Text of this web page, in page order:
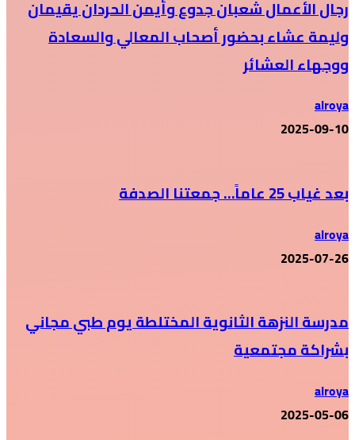
رجال الأعمال شعبان جدوع وأيمن الحردان يقيمان
وليمة عشاء بحضور أصحاب المعالي والسعادة
ووجهاء العشائر
alroya
2025-09-10
بعد غياب 25 عاماً… جمعتنا الصدفة
alroya
2025-07-26
مدرسة النزهة الثانوية المختلطة يوم طبي مجاني
بشراكة مجتمعية
alroya
2025-05-06